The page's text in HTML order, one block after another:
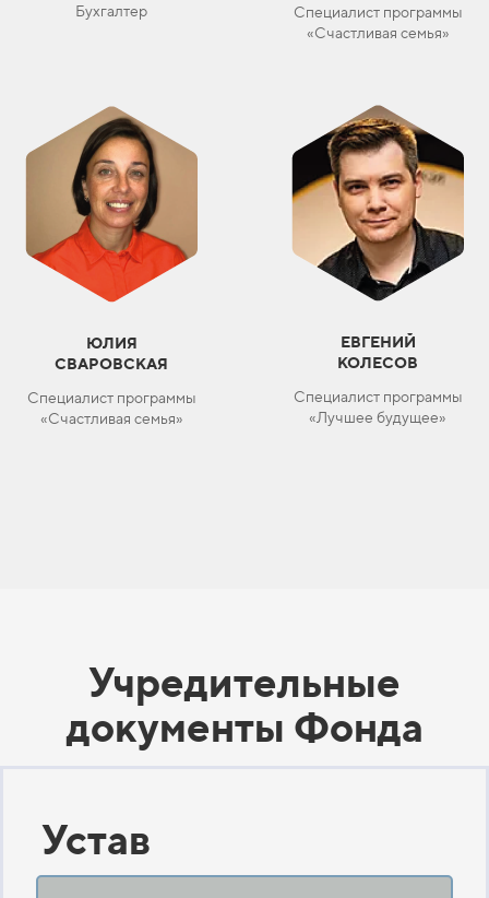
Бухгалтер
Специалист программы
«Счастливая семья»
ЮЛИЯ
СВАРОВСКАЯ
Специалист программы
«Счастливая семья»
ЕВГЕНИЙ
КОЛЕСОВ
Специалист программы
«Лучшее будущее»
Учредительные
документы Фонда
Устав